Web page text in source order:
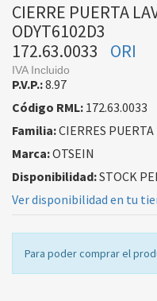
CIERRE PUERTA
ODYT6102D3
172.63.0033
ORI
IVA Incluido
P.V.P.:8.97
Código RML: 172.63.0033
Familia:CIERRES
Marca:OTSEIN
Disponibilidad:STOCK
Ver disponibilidad en tu
Para poder comprar el